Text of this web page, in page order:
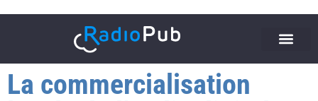
La commercialisation